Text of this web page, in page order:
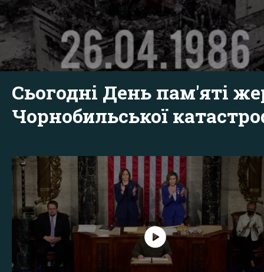
Сьогодні День пам'яті
Чорнобильської